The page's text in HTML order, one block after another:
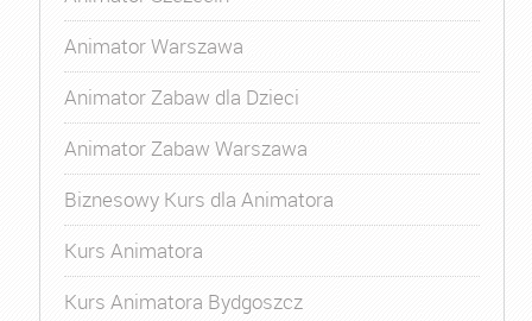
Animator Warszawa
Animator Zabaw dla Dzieci
Animator Zabaw Warszawa
Biznesowy Kurs dla Animatora
Kurs Animatora
Kurs Animatora Bydgoszcz